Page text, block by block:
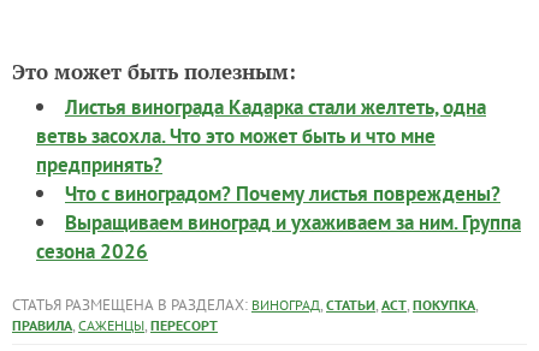
Это может быть полезным:
Листья винограда Кадарка стали желтеть, одна
ветвь засохла. Что это может быть и что мне
предпринять?
Что с виноградом? Почему листья повреждены?
Выращиваем виноград и ухаживаем за ним. Группа
сезона 2026
СТАТЬЯ РАЗМЕЩЕНА В РАЗДЕЛАХ: ВИНОГРАД, СТАТЬИ, АСТ, ПОКУПКА,
ПРАВИЛА, САЖЕНЦЫ, ПЕРЕСОРТ